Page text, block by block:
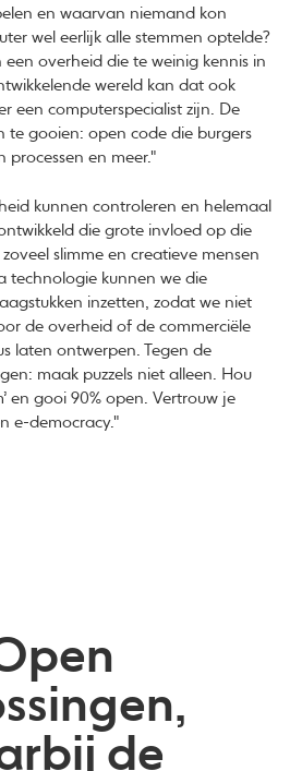
en waarvan niemand kon
wel eerlijk alle stemmen optelde?
overheid die te weinig kennis in
wereld kan dat ook
een computerspecialist zijn. De
te gooien: open code die burgers
processen en meer."
kunnen controleren en helemaal
die grote invloed op die
slimme en creatieve mensen
technologie kunnen we die
inzetten, zodat we niet
de overheid of de commerciële
laten ontwerpen. Tegen de
maak puzzels niet alleen. Hou
en gooi 90% open. Vertrouw je
e-democracy."
de